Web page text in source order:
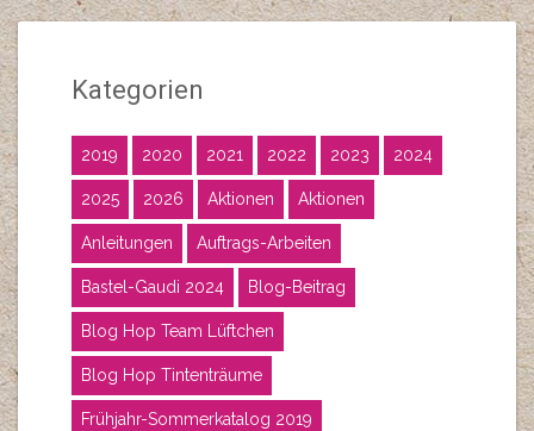
Kategorien
2019 2020 2021 2022 2023 2024
2025 2026 Aktionen Aktionen
Anleitungen Auftrags-Arbeiten
Bastel-Gaudi 2024 Blog-Beitrag
Blog Hop Team Lüftchen
Blog Hop Tintenträume
Frühjahr-Sommerkatalog 2019